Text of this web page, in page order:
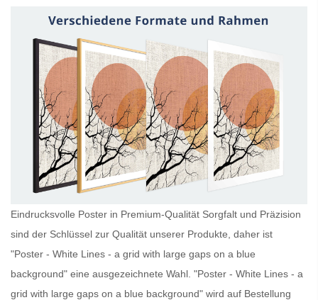
Eindrucksvolle Poster in Premium-Qualität Sorgfalt und Präzision
sind der Schlüssel zur Qualität unserer Produkte, daher ist
"Poster - White Lines - a grid with large gaps on a blue
background" eine ausgezeichnete Wahl. "Poster - White Lines - a
grid with large gaps on a blue background" wird auf Bestellung